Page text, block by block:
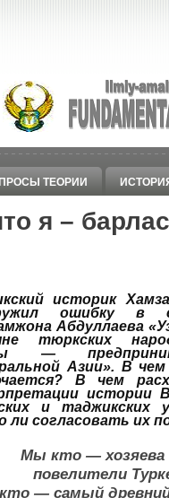
ТЕОРИИ
я –
историк
ошибку в
Абдуллаева
тюркских
—
Азии». В
В чем
истории
и таджикских
ли согласовать их
Мы кто — хозяева
повелители
— самый